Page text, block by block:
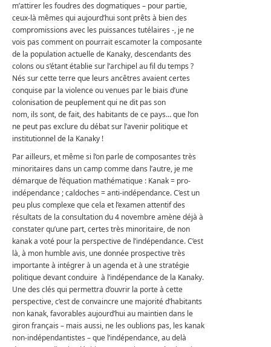
m’attirer les foudres des dogmatiques – pour partie,
ceux-là mêmes qui aujourd’hui sont prêts à bien des
compromissions avec les puissances tutélaires -, je ne
vois pas comment on pourrait escamoter la composante
de la population actuelle de Kanaky, descendants des
colons ou s’étant établie sur l’archipel au fil du temps ?
Nés sur cette terre que leurs ancêtres avaient certes
conquise par la violence ou venues par le biais d’une
colonisation de peuplement qui ne dit pas son
nom, ils sont, de fait, des habitants de ce pays… que l’on
ne peut pas exclure du débat sur l’avenir politique et
institutionnel de la Kanaky !
Par ailleurs, et même si l’on parle de composantes très
minoritaires dans un camp comme dans l’autre, je me
démarque de l’équation mathématique : Kanak = pro-
indépendance ; caldoches = anti-indépendance. C’est un
peu plus complexe que cela et l’examen attentif des
résultats de la consultation du 4 novembre amène déjà à
constater qu’une part, certes très minoritaire, de non
kanak a voté pour la perspective de l’indépendance. C’est
là, à mon humble avis, une donnée prospective très
importante à intégrer à un agenda et à une stratégie
politique devant conduire à l’indépendance de la Kanaky.
Une des clés qui permettra d’ouvrir la porte à cette
perspective, c’est de convaincre une majorité d’habitants
non kanak, favorables aujourd’hui au maintien dans le
giron français – mais aussi, ne les oublions pas, les kanak
non-indépendantistes – que l’indépendance, au delà